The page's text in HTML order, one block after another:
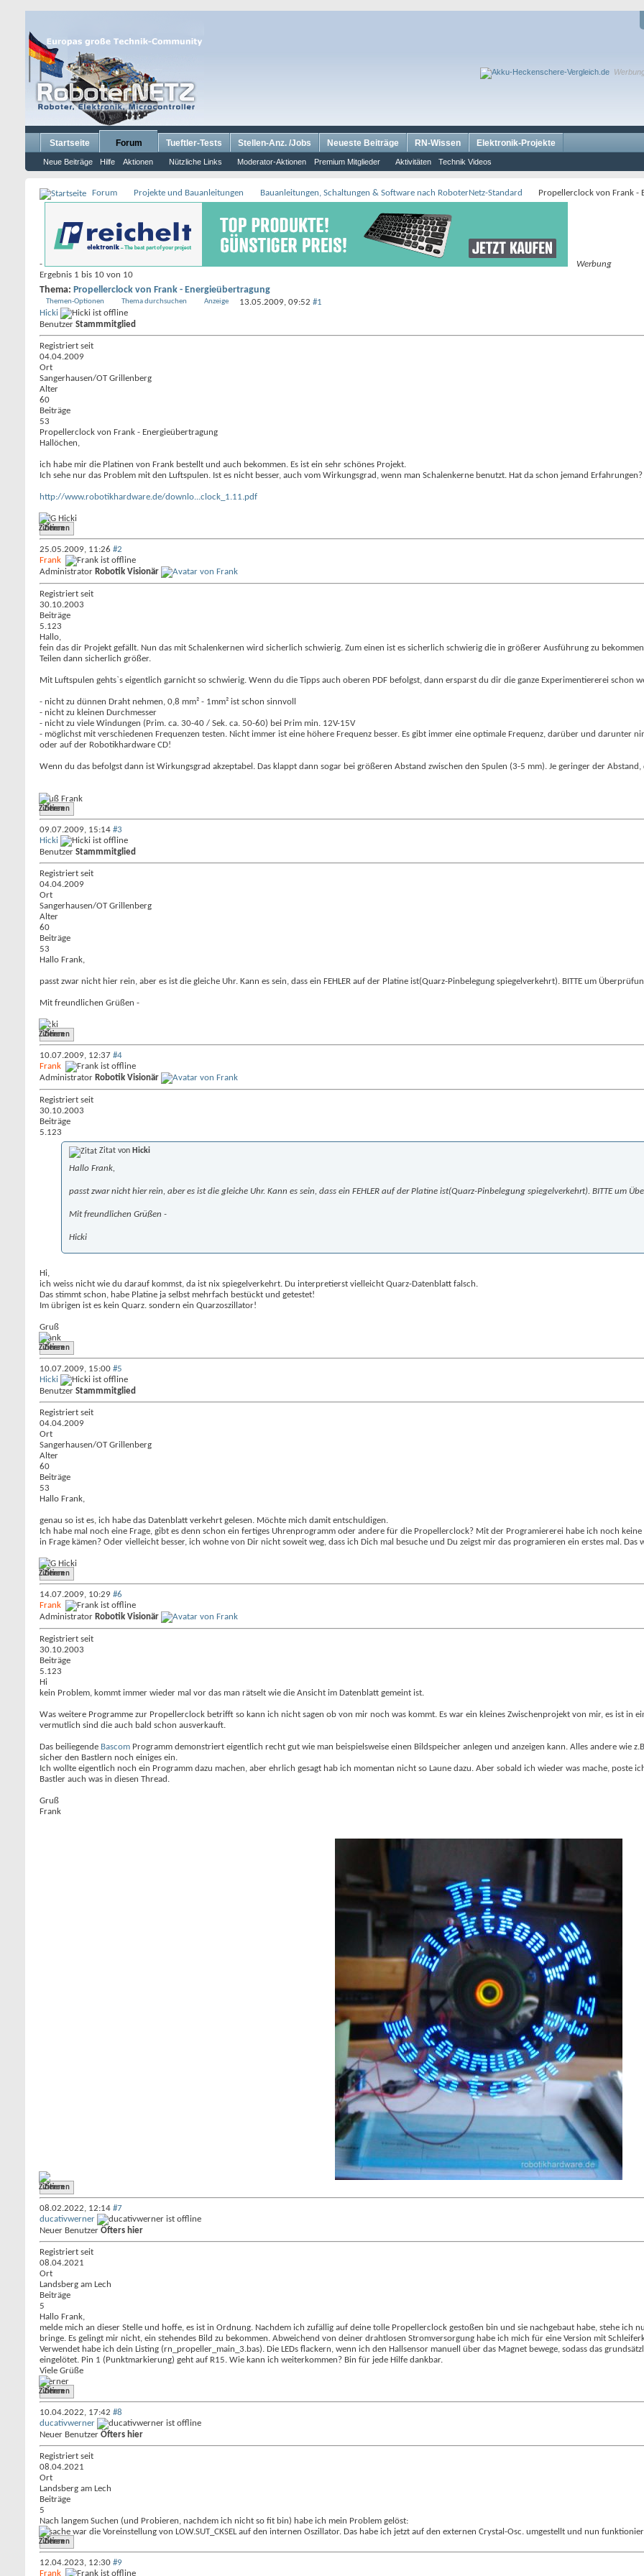
Startseite Forum
Neue Beiträge Hilfe Aktionen Nützliche Links Moderator-Aktionen Premium Mitglieder Aktivitäten Technik Videos
Tueftler-Tests Stellen-Anz. /Jobs Neueste Beiträge RN-Wissen Elektronik-Projekte
Forum Projekte und Bauanleitungen Bauanleitungen, Schaltungen & Software nach RoboterNetz-Standard Propellerclock von Frank -
-
Werbung
Ergebnis 1 bis 10 von 10
Thema: Propellerclock von Frank - Energieübertragung
Themen-Optionen Thema durchsuchen Anzeige 13.05.2009, 09:52 #1
Hicki
Benutzer Stammmitglied
Registriert seit
04.04.2009
Ort
Sangerhausen/OT Grillenberg
Alter
60
Beiträge
53
Propellerclock von Frank - Energieübertragung
Hallöchen,
ich habe mir die Platinen von Frank bestellt und auch bekommen. Es ist ein sehr schönes Projekt.
Ich sehe nur das Problem mit den Luftspulen. Ist es nicht besser, auch vom Wirkungsgrad, wenn man Schalenkerne benutzt. Hat da schon jemand
http://www.robotikhardware.de/downlo...clock_1.11.pdf
MfG Hicki
Zitieren
25.05.2009, 11:26 #2
Frank
Administrator Robotik Visionär
Registriert seit
30.10.2003
Beiträge
5.123
Hallo,
fein das dir Projekt gefällt. Nun das mit Schalenkernen wird sicherlich schwierig. Zum einen ist es sicherlich schwierig die in größerer Ausführung zu
Teilen dann sicherlich größer.
Mit Luftspulen gehts`s eigentlich garnicht so schwierig. Wenn du die Tipps auch oberen PDF befolgst, dann ersparst du dir die ganze Experimentiererei schon
- nicht zu dünnen Draht nehmen, 0,8 mm² - 1mm² ist schon sinnvoll
- nicht zu kleinen Durchmesser
- nicht zu viele Windungen (Prim. ca. 30-40 / Sek. ca. 50-60) bei Prim min. 12V-15V
- möglichst mit verschiedenen Frequenzen testen. Nicht immer ist eine höhere Frequenz besser. Es gibt immer eine optimale Frequenz, darüber und darunter
oder auf der Robotikhardware CD!
Wenn du das befolgst dann ist Wirkungsgrad akzeptabel. Das klappt dann sogar bei größeren Abstand zwischen den Spulen (3-5 mm). Je geringer der
Gruß Frank
Zitieren
09.07.2009, 15:14 #3
Hicki
Benutzer Stammmitglied
Registriert seit
04.04.2009
Ort
Sangerhausen/OT Grillenberg
Alter
60
Beiträge
53
Hallo Frank,
passt zwar nicht hier rein, aber es ist die gleiche Uhr. Kann es sein, dass ein FEHLER auf der Platine ist(Quarz-Pinbelegung spiegelverkehrt). BITTE um
Mit freundlichen Grüßen -
Hicki
Zitieren
10.07.2009, 12:37 #4
Frank
Administrator Robotik Visionär
Registriert seit
30.10.2003
Beiträge
5.123
Zitat von Hicki
Hallo Frank,
passt zwar nicht hier rein, aber es ist die gleiche Uhr. Kann es sein, dass ein FEHLER auf der Platine ist(Quarz-Pinbelegung spiegelverkehrt). BITTE um
Mit freundlichen Grüßen -
Hicki
Hi,
ich weiss nicht wie du darauf kommst, da ist nix spiegelverkehrt. Du interpretierst vielleicht Quarz-Datenblatt falsch.
Das stimmt schon, habe Platine ja selbst mehrfach bestückt und getestet!
Im übrigen ist es kein Quarz. sondern ein Quarzoszillator!
Gruß
Frank
Zitieren
10.07.2009, 15:00 #5
Hicki
Benutzer Stammmitglied
Registriert seit
04.04.2009
Ort
Sangerhausen/OT Grillenberg
Alter
60
Beiträge
53
Hallo Frank,
genau so ist es, ich habe das Datenblatt verkehrt gelesen. Möchte mich damit entschuldigen.
Ich habe mal noch eine Frage, gibt es denn schon ein fertiges Uhrenprogramm oder andere für die Propellerclock? Mit der Programiererei habe ich noch
in Frage kämen? Oder vielleicht besser, ich wohne von Dir nicht soweit weg, dass ich Dich mal besuche und Du zeigst mir das programieren ein erstes mal. Das
MfG Hicki
Zitieren
14.07.2009, 10:29 #6
Frank
Administrator Robotik Visionär
Registriert seit
30.10.2003
Beiträge
5.123
Hi
kein Problem, kommt immer wieder mal vor das man rätselt wie die Ansicht im Datenblatt gemeint ist.
Was weitere Programme zur Propellerclock betrifft so kann ich nicht sagen ob von mir noch was kommt. Es war ein kleines Zwischenprojekt von mir, es ist in
vermutlich sind die auch bald schon ausverkauft.
Das beiliegende Bascom Programm demonstriert eigentlich recht gut wie man beispielsweise einen Bildspeicher anlegen und anzeigen kann. Alles andere wie
sicher den Bastlern noch einiges ein.
Ich wollte eigentlich noch ein Programm dazu machen, aber ehrlich gesagt hab ich momentan nicht so Laune dazu. Aber sobald ich wieder was mache, poste
Bastler auch was in diesen Thread.
Gruß
Frank
Zitieren
08.02.2022, 12:14 #7
ducativwerner
Neuer Benutzer Öfters hier
Registriert seit
08.04.2021
Ort
Landsberg am Lech
Beiträge
5
Hallo Frank,
melde mich an dieser Stelle und hoffe, es ist in Ordnung. Nachdem ich zufällig auf deine tolle Propellerclock gestoßen bin und sie nachgebaut habe, stehe ich
bringe. Es gelingt mir nicht, ein stehendes Bild zu bekommen. Abweichend von deiner drahtlosen Stromversorgung habe ich mich für eine Version mit
Verwendet habe ich dein Listing (rn_propeller_main_3.bas). Die LEDs flackern, wenn ich den Hallsensor manuell über das Magnet bewege, sodass das
eingelötet. Pin 1 (Punktmarkierung) geht auf R15. Wie kann ich weiterkommen? Bin für jede Hilfe dankbar.
Viele Grüße
Werner
Zitieren
10.04.2022, 17:42 #8
ducativwerner
Neuer Benutzer Öfters hier
Registriert seit
08.04.2021
Ort
Landsberg am Lech
Beiträge
5
Nach langem Suchen (und Probieren, nachdem ich nicht so fit bin) habe ich mein Problem gelöst:
Ursache war die Voreinstellung von LOW.SUT_CKSEL auf den internen Oszillator. Das habe ich jetzt auf den externen Crystal-Osc. umgestellt und nun
Zitieren
12.04.2023, 12:30 #9
Frank